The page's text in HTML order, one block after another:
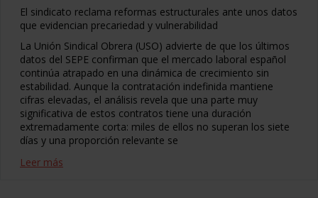
El sindicato reclama reformas estructurales ante unos datos
que evidencian precariedad y vulnerabilidad
La Unión Sindical Obrera (USO) advierte de que los últimos
datos del SEPE confirman que el mercado laboral español
continúa atrapado en una dinámica de crecimiento sin
estabilidad. Aunque la contratación indefinida mantiene
cifras elevadas, el análisis revela que una parte muy
significativa de estos contratos tiene una duración
extremadamente corta: miles de ellos no superan los siete
días y una proporción relevante se
Leer más